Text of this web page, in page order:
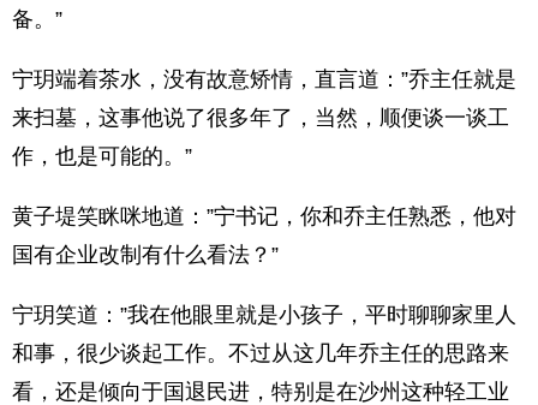
备。”
宁玥端着茶水，没有故意矫情，直言道：”乔主任就是
来扫墓，这事他说了很多年了，当然，顺便谈一谈工
作，也是可能的。”
黄子堤笑眯咪地道：”宁书记，你和乔主任熟悉，他对
国有企业改制有什么看法？”
宁玥笑道：”我在他眼里就是小孩子，平时聊聊家里人
和事，很少谈起工作。不过从这几年乔主任的思路来
看，还是倾向于国退民进，特别是在沙州这种轻工业